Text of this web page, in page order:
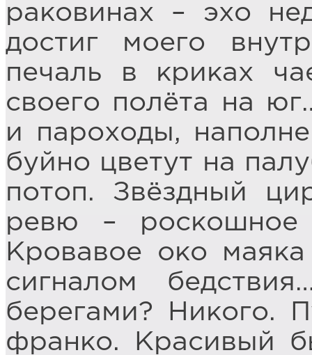
раковинах – эхо
достиг моего
печаль в криках
своего полёта на
и пароходы,
буйно цветут на
потоп. Звёздный
ревю – роскошное
Кровавое око
сигналом
берегами? Никого.
франко. Красивый